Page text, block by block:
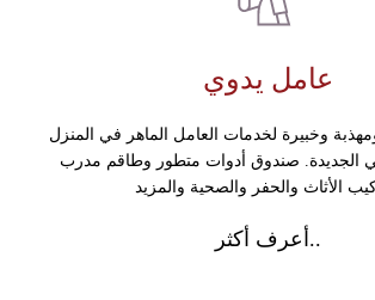
عامل يدوي
وخبيرة لخدمات العامل الماهر في المنزل
الجديدة. صندوق أدوات متطور وطاقم مدرب
أعرف أكثر..